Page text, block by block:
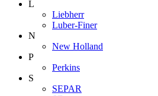
L
Liebherr
Luber-Finer
N
New Holland
P
Perkins
S
SEPAR